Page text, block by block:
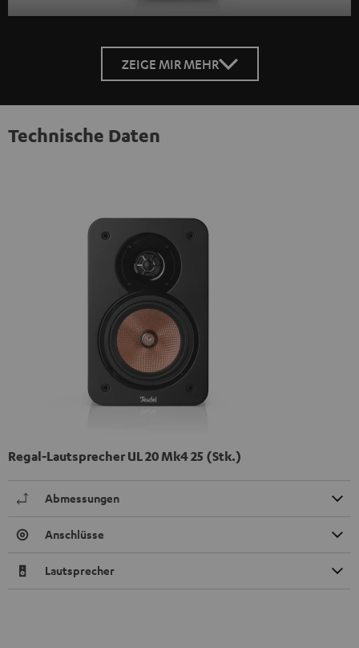
ZEIGE MIR MEHR
Technische Daten
Regal-Lautsprecher UL 20 Mk4 25 (Stk.)
Abmessungen
Anschlüsse
Lautsprecher